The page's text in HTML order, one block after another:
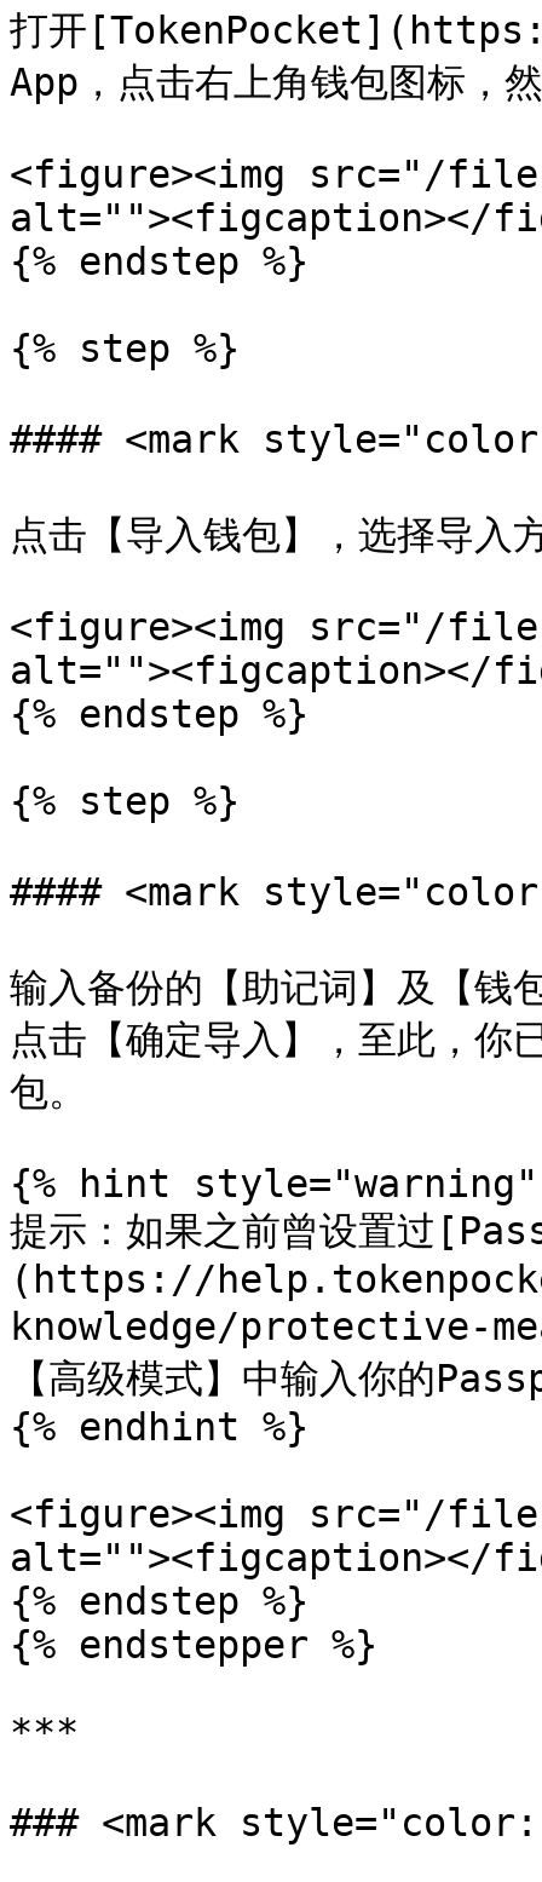
打开
App，点击右上角钱包图标
<figure><img src="/files/
alt=""><figcaption></
{% endstep %}
{% step %}
#### <mark
点击【导入钱包】，选择导入
<figure><img src="/files/
alt=""><figcaption></
{% endstep %}
{% step %}
#### <mark
输入备份的【助记词】及【钱
点击【确定导入】，至此，
包。
{% hint style="warning"
提示：如果之前曾设置过
(https://
knowledge/protective-
【高级模式】中输入你的
{% endhint %}
<figure><img src="/files/
alt=""><figcaption></
{% endstep %}
{% endstepper %}
***
### <mark